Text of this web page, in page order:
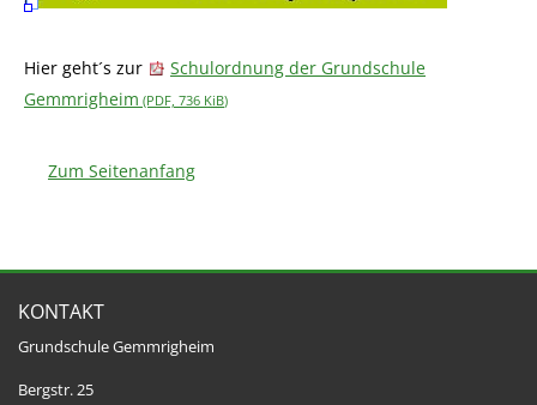
Hier geht´s zur
Schulordnung der Grundschule
Gemmrigheim (PDF, 736 KiB)
Zum Seitenanfang
KONTAKT
Grundschule Gemmrigheim
Bergstr. 25